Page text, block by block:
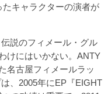
キャラクターの演者が
説のフィメール・グル
けにはいかない。ANTY
名古屋フィメールラッ
、2005年にEP『EIGHT